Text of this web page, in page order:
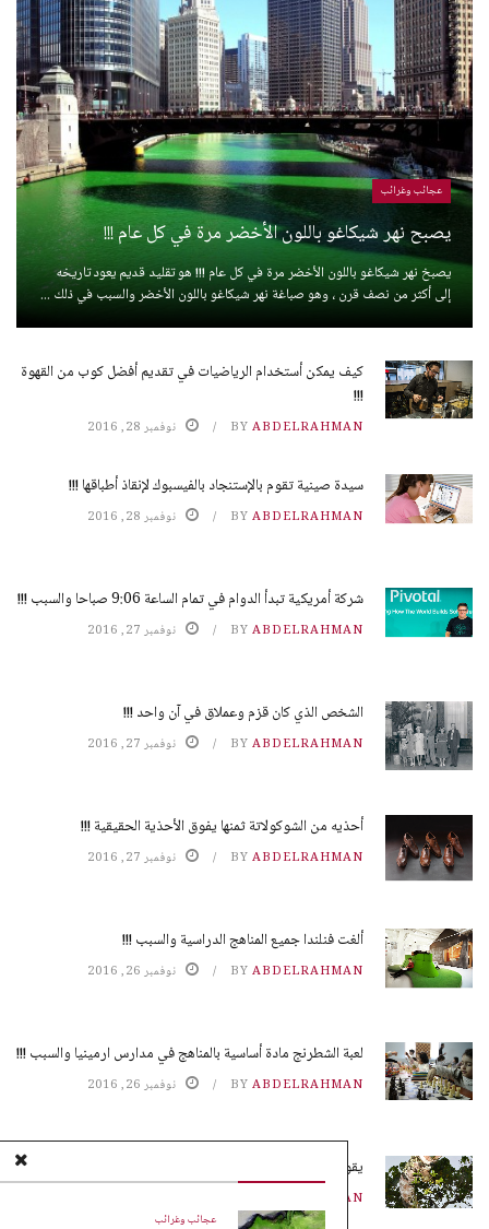
عجائب وغرائب
عجائب وغرائب
يصبح نهر شيكاغو باللون الأخضر مرة في كل عام !!!
يصبخ نهر شيكاغو باللون الأخضر مرة في كل عام !!! هو تقليد قديم يعود تاريخه
إلى أكثر من نصف قرن ، وهو صباغة نهر شيكاغو باللون الأخضر والسبب في ذلك ...
كيف يمكن أستخدام الرياضيات في تقديم أفضل كوب من القهوة
!!!
BY ABDELRAHMAN نوفمبر 28, 2016
سيدة صينية تقوم بالإستنجاد بالفيسبوك لإنقاذ أطباقها !!!
BY ABDELRAHMAN نوفمبر 28, 2016
شركة أمريكية تبدأ الدوام في تمام الساعة 9:06 صباحا والسبب !!!
BY ABDELRAHMAN نوفمبر 27, 2016
الشخص الذي كان قزم وعملاق في آن واحد !!!
BY ABDELRAHMAN نوفمبر 27, 2016
أحذيه من الشوكولاتة ثمنها يفوق الأحذية الحقيقية !!!
BY ABDELRAHMAN نوفمبر 27, 2016
ألغت فنلندا جميع المناهج الدراسية والسبب !!!
BY ABDELRAHMAN نوفمبر 26, 2016
لعبة الشطرنج مادة أساسية بالمناهج في مدارس ارمينيا والسبب !!!
BY ABDELRAHMAN نوفمبر 26, 2016
يقوم النمل بزراعة محاصيله بدون تربة !!!
ABDELRAHMAN